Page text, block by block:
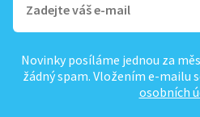
Novinky posíláme jednou za
žádný spam. Vložením e-mailu
osobních